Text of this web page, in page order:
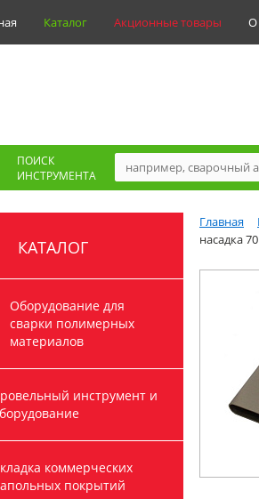
Каталог Акционные товары О
ПОИСК
ИНСТРУМЕНТА
КАТАЛОГ
Оборудование для
сварки полимерных
материалов
инструмент и
коммерческих
покрытий
Главная
насадка